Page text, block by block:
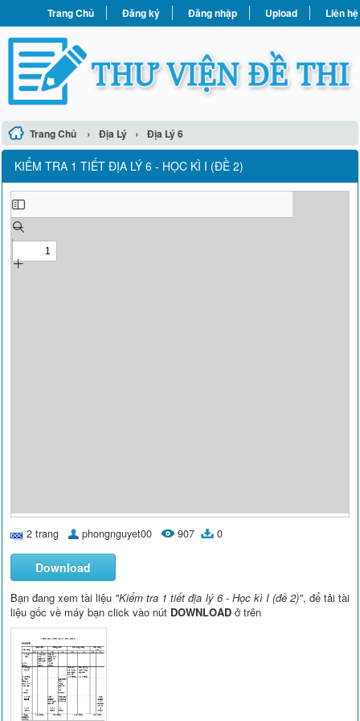
Trang Chủ Đăng ký Đăng nhập Upload Liên hệ
Trang Chủ › Địa Lý › Địa Lý 6
KIỂM TRA 1 TIẾT ĐỊA LÝ 6 - HỌC KÌ I (ĐỀ 2)
2 trang phongnguyet00 907 0
Download
Bạn đang xem tài liệu "Kiểm tra 1 tiết địa lý 6 - Học kì I (đề 2)", để tải tài
liệu gốc về máy bạn click vào nút DOWNLOAD ở trên